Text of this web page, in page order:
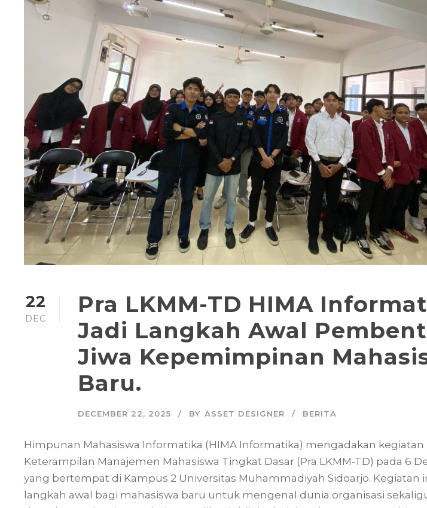
22
DEC
Pra LKMM-TD HIMA
Jadi Langkah Awal
Jiwa Kepemimpinan
Baru.
DECEMBER 22, 2025 BY ASSET DESIGNER BERITA
Himpunan Mahasiswa Informatika (HIMA Informatika) mengadakan kegiatan
Keterampilan Manajemen Mahasiswa Tingkat Dasar (Pra LKMM-TD) pada 6
yang bertempat di Kampus 2 Universitas Muhammadiyah Sidoarjo. Kegiatan
langkah awal bagi mahasiswa baru untuk mengenal dunia organisasi